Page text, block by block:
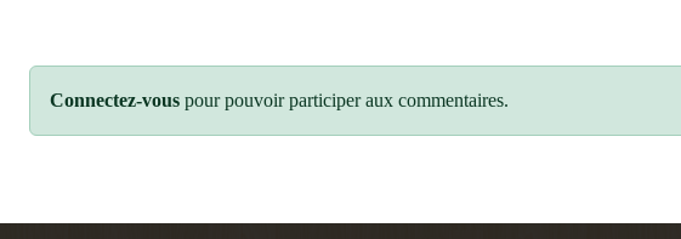
Connectez-vous pour pouvoir participer aux commentaires.